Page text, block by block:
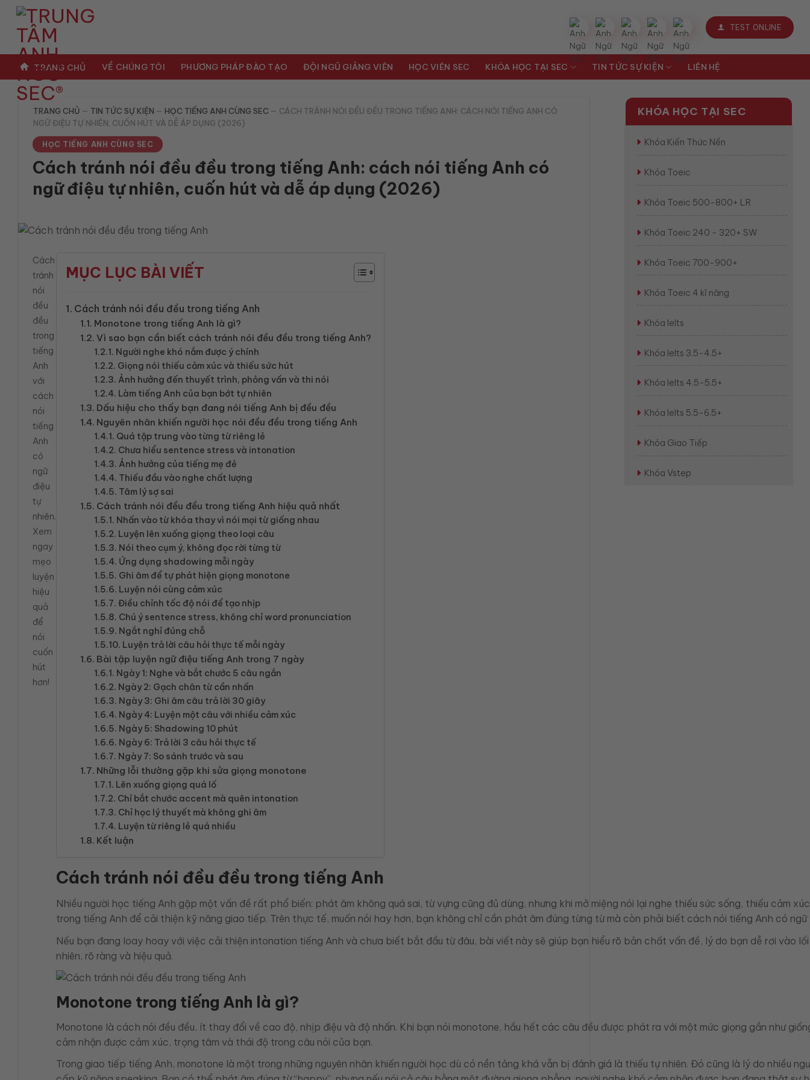
dung
TEST ONLINE
TRANG CHỦ VỀ CHÚNG TÔI PHƯƠNG PHÁP ĐÀO TẠO ĐỘI NGŨ GIẢNG VIÊN HỌC VIÊN SEC KHÓA HỌC TẠI SEC TIN TỨC SỰ KIỆN LIÊN HỆ
TRANG CHỦ — TIN TỨC SỰ KIỆN — HỌC TIẾNG ANH CÙNG SEC — CÁCH TRÁNH NÓI ĐỀU ĐỀU TRONG TIẾNG ANH: CÁCH NÓI TIẾNG ANH CÓ
NGỮ ĐIỆU TỰ NHIÊN, CUỐN HÚT VÀ DỄ ÁP DỤNG (2026)
HỌC TIẾNG ANH CÙNG SEC
Cách tránh nói đều đều trong tiếng Anh: cách nói tiếng Anh có
ngữ điệu tự nhiên, cuốn hút và dễ áp dụng (2026)
Cách
tránh
nói
đều
đều
trong
tiếng
Anh
với
cách
nói
tiếng
Anh
có
ngữ
điệu
tự
nhiên.
Xem
ngay
mẹo
luyện
hiệu
quả
để
nói
cuốn
hút
hơn!
MỤC LỤC BÀI VIẾT
Cách tránh nói đều đều trong tiếng Anh
Monotone trong tiếng Anh là gì?
Vì sao bạn cần biết cách tránh nói đều đều trong tiếng Anh?
Người nghe khó nắm được ý chính
Giọng nói thiếu cảm xúc và thiếu sức hút
Ảnh hưởng đến thuyết trình, phỏng vấn và thi nói
Làm tiếng Anh của bạn bớt tự nhiên
Dấu hiệu cho thấy bạn đang nói tiếng Anh bị đều đều
Nguyên nhân khiến người học nói đều đều trong tiếng Anh
Quá tập trung vào từng từ riêng lẻ
Chưa hiểu sentence stress và intonation
Ảnh hưởng của tiếng mẹ đẻ
Thiếu đầu vào nghe chất lượng
Tâm lý sợ sai
Cách tránh nói đều đều trong tiếng Anh hiệu quả nhất
Nhấn vào từ khóa thay vì nói mọi từ giống nhau
Luyện lên xuống giọng theo loại câu
Nói theo cụm ý, không đọc rời từng từ
Ứng dụng shadowing mỗi ngày
Ghi âm để tự phát hiện giọng monotone
Luyện nói cùng cảm xúc
Điều chỉnh tốc độ nói để tạo nhịp
Chú ý sentence stress, không chỉ word pronunciation
Ngắt nghỉ đúng chỗ
Luyện trả lời câu hỏi thực tế mỗi ngày
Bài tập luyện ngữ điệu tiếng Anh trong 7 ngày
Ngày 1: Nghe và bắt chước 5 câu ngắn
Ngày 2: Gạch chân từ cần nhấn
Ngày 3: Ghi âm câu trả lời 30 giây
Ngày 4: Luyện một câu với nhiều cảm xúc
Ngày 5: Shadowing 10 phút
Ngày 6: Trả lời 3 câu hỏi thực tế
Ngày 7: So sánh trước và sau
Những lỗi thường gặp khi sửa giọng monotone
Lên xuống giọng quá lố
Chỉ bắt chước accent mà quên intonation
Chỉ học lý thuyết mà không ghi âm
Luyện từ riêng lẻ quá nhiều
Kết luận
Cách tránh nói đều đều trong tiếng Anh
Nhiều người học tiếng Anh gặp một vấn đề rất phổ biến: phát âm không quá sai, từ vựng cũng đủ dùng, nhưng khi mở miệng nói lại nghe thiếu sức sống, thiếu cảm
trong tiếng Anh để cải thiện kỹ năng giao tiếp. Trên thực tế, muốn nói hay hơn, bạn không chỉ cần phát âm đúng từng từ mà còn phải biết cách nói tiếng Anh có
Nếu bạn đang loay hoay với việc cải thiện intonation tiếng Anh và chưa biết bắt đầu từ đâu, bài viết này sẽ giúp bạn hiểu rõ bản chất vấn đề, lý do bạn dễ rơi vào
nhiên, rõ ràng và hiệu quả.
Monotone trong tiếng Anh là gì?
Monotone là cách nói đều đều, ít thay đổi về cao độ, nhịp điệu và độ nhấn. Khi bạn nói monotone, hầu hết các câu đều được phát ra với một mức giọng gần như
cảm nhận được cảm xúc, trọng tâm và thái độ trong câu nói của bạn.
Trong giao tiếp tiếng Anh, monotone là một trong những nguyên nhân khiến người học dù có nền tảng khá vẫn bị đánh giá là thiếu tự nhiên. Đó cũng là lý do nhiều
KHÓA HỌC TẠI SEC
Khóa Kiến Thức Nền
Khóa Toeic
Khóa Toeic 500-800+ LR
Khóa Toeic 240 - 320+ SW
Khóa Toeic 700-900+
Khóa Toeic 4 kĩ năng
Khóa Ielts
Khóa Ielts 3.5-4.5+
Khóa Ielts 4.5-5.5+
Khóa Ielts 5.5-6.5+
Khóa Giao Tiếp
Khóa Vstep